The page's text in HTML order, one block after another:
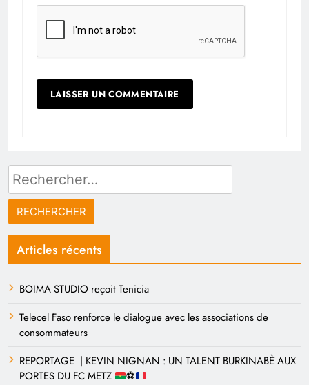
Rechercher :
Articles récents
BOIMA STUDIO reçoit Tenicia
Telecel Faso renforce le dialogue avec les associations de
consommateurs
REPORTAGE | KEVIN NIGNAN : UN TALENT BURKINABÈ AUX
PORTES DU FC METZ
⚽